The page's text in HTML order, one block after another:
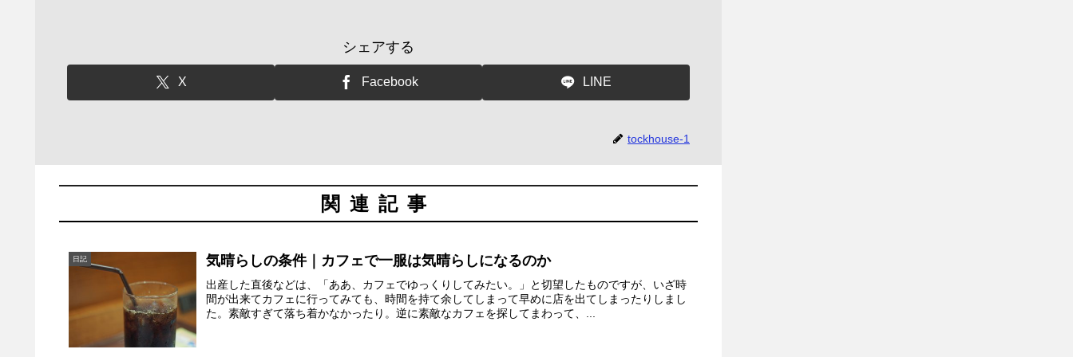
シェアする
X Facebook LINE
tockhouse-1
関連記事
日記 気晴らしの条件｜カフェで一服は気晴らしになるのか
出産した直後などは、「ああ、カフェでゆっくりしてみたい。」と切望したものですが、いざ時
間が出来てカフェに行ってみても、時間を持て余してしまって早めに店を出てしまったりしまし
た。素敵すぎて落ち着かなかったり。逆に素敵なカフェを探してまわって、...